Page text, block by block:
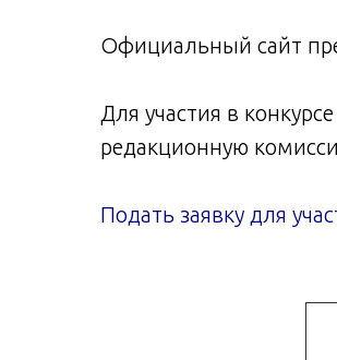
Официальный сайт
Для участия в
редакционную
Подать заявку для